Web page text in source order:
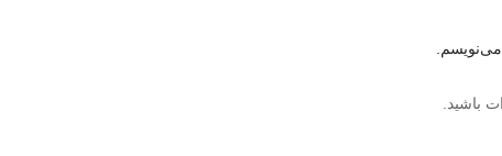
می‌نویسم.
باشید.